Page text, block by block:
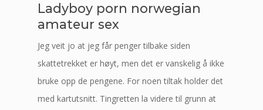
Ladyboy porn norwegian
amateur sex
Jeg veit jo at jeg får penger tilbake siden
skattetrekket er høyt, men det er vanskelig å ikke
bruke opp de pengene. For noen tiltak holder det
med kartutsnitt. Tingretten la videre til grunn at